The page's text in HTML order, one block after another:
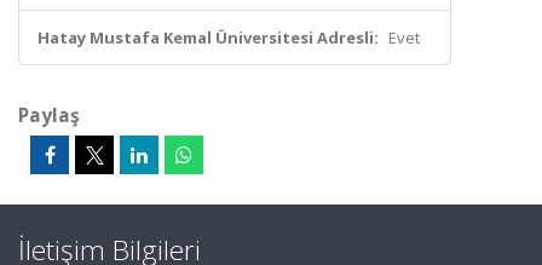
Hatay Mustafa Kemal Üniversitesi Adresli: Evet
Paylaş
İletişim Bilgileri